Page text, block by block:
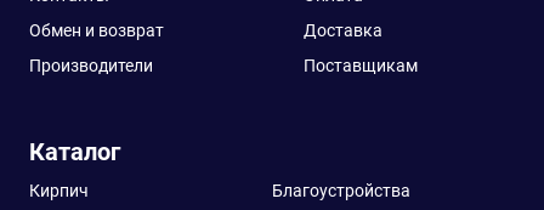
Обмен и возврат
Доставка
Производители
Поставщикам
Каталог
Кирпич
Благоустройства